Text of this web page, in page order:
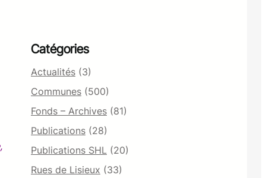
Catégories
Actualités (3)
Communes (500)
Fonds – Archives (81)
Publications (28)
Publications SHL (20)
Rues de Lisieux (33)